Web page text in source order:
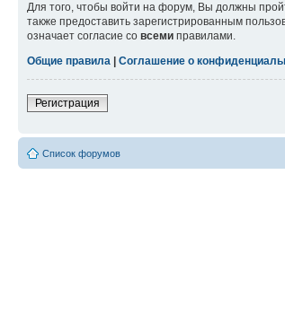
Для того, чтобы войти на форум, Вы должны
также предоставить зарегистрированным
означает согласие со всеми правилами.
Общие правила
Соглашение о
Регистрация
Список форумов